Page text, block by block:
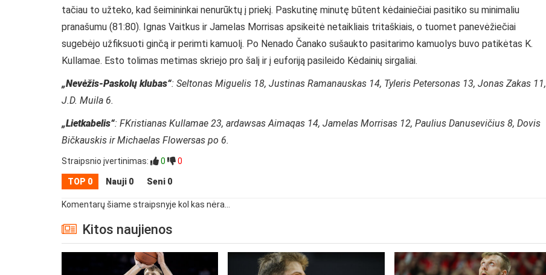
tačiau to užteko, kad šeimininkai nenurūktų į priekį. Paskutinę minutę būtent kėdainiečiai pasitiko su minimaliu
pranašumu (81:80). Ignas Vaitkus ir Jamelas Morrisas apsikeitė netaikliais tritaškiais, o tuomet panevėžiečiai
sugebėjo užfiksuoti ginčą ir perimti kamuolį. Po Nenado Čanako sušaukto pasitarimo kamuolys buvo patikėtas K.
Kullamae. Esto tolimas metimas skriejo pro šalį ir į euforiją pasileido Kėdainių sirgaliai.
„Nevėžis-Paskolų klubas“: Seltonas Miguelis 18, Justinas Ramanauskas 14, Tyleris Petersonas 13, Jonas Zakas 11,
J.D. Muila 6.
„Lietkabelis“: FKristianas Kullamae 23, ardawsas Aimaqas 14, Jamelas Morrisas 12, Paulius Danusevičius 8, Dovis
Bičkauskis ir Michaelas Flowersas po 6.
Straipsnio įvertinimas: 0 0
TOP 0 Nauji 0 Seni 0
Komentarų šiame straipsnyje kol kas nėra...
Kitos naujienos